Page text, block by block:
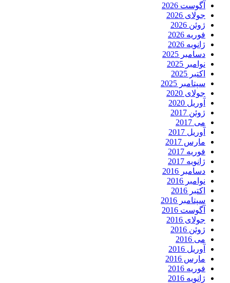
آگوست 2026
جولای 2026
ژوئن 2026
فوریه 2026
ژانویه 2026
دسامبر 2025
نوامبر 2025
اکتبر 2025
سپتامبر 2025
جولای 2020
آوریل 2020
ژوئن 2017
می 2017
آوریل 2017
مارس 2017
فوریه 2017
ژانویه 2017
دسامبر 2016
نوامبر 2016
اکتبر 2016
سپتامبر 2016
آگوست 2016
جولای 2016
ژوئن 2016
می 2016
آوریل 2016
مارس 2016
فوریه 2016
ژانویه 2016